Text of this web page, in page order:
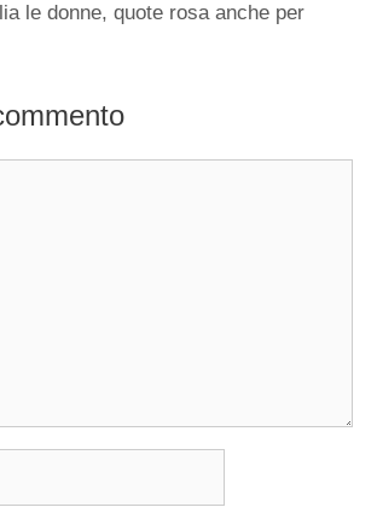
le donne, quote rosa anche per